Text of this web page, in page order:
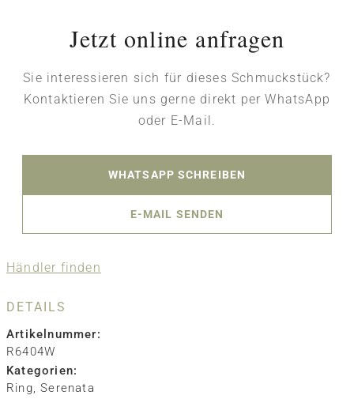
Jetzt online anfragen
Sie interessieren sich für dieses Schmuckstück?
Kontaktieren Sie uns gerne direkt per WhatsApp
oder E-Mail.
WHATSAPP SCHREIBEN
E-MAIL SENDEN
Händler finden
DETAILS
Artikelnummer:
R6404W
Kategorien:
Ring ,Serenata